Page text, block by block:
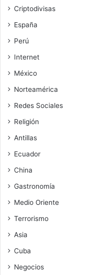
Criptodivisas
España
Perú
Internet
México
Norteamérica
Redes Sociales
Religión
Antillas
Ecuador
China
Gastronomía
Medio Oriente
Terrorismo
Asia
Cuba
Negocios